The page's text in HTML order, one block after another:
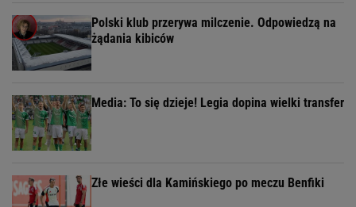
Polski klub przerywa milczenie. Odpowiedzą na
żądania kibiców
Media: To się dzieje! Legia dopina wielki transfer
Złe wieści dla Kamińskiego po meczu Benfiki